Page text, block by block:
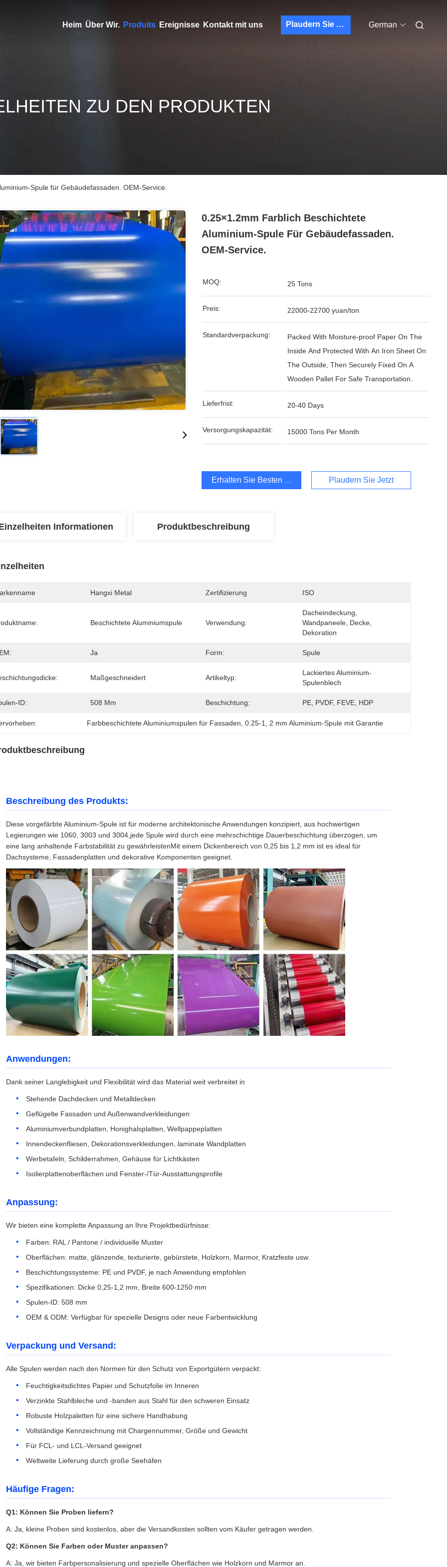
Heim Über Wir. Produits Ereignisse Kontakt mit uns Plaudern Sie Jetzt German
ZU DEN PRODUKTEN
Spule für Gebäudefassaden. OEM-Service.
0.25×1.2mm Farblich Beschichtete
Aluminium-Spule Für Gebäudefassaden.
OEM-Service.
MOQ: 25 Tons
Preis: 22000-22700 yuan/ton
Standardverpackung:
Packed With Moisture-proof Paper On The
Inside And Protected With An Iron Sheet On
The Outside, Then Securely Fixed On A
Wooden Pallet For Safe Transportation.
Lieferfrist: 20-40 Days
Versorgungskapazität: 15000 Tons Per Month
Erhalten Sie Besten Preis Plaudern Sie Jetzt
Informationen Produktbeschreibung
Hangxi Metal Zertifizierung ISO
Beschichtete Aluminiumspule Verwendung:
Dacheindeckung,
Wandpaneele, Decke,
Dekoration
Ja Form: Spule
Maßgeschneidert Artikeltyp:
Lackiertes Aluminium-
Spulenblech
ID: 508 Mm Beschichtung: PE, PVDF, FEVE, HDP
Farbbeschichtete Aluminiumspulen für Fassaden , 0.25-1 2 mm Aluminium-Spule mit Garantie
Beschreibung des Produkts:
Diese vorgefärbte Aluminium-Spule ist für moderne architektonische Anwendungen konzipiert, aus hochwertigen
Legierungen wie 1060, 3003 und 3004,jede Spule wird durch eine mehrschichtige Dauerbeschichtung überzogen, um
eine lang anhaltende Farbstabilität zu gewährleistenMit einem Dickenbereich von 0,25 bis 1,2 mm ist es ideal für
Dachsysteme, Fassadenplatten und dekorative Komponenten geeignet.
Anwendungen:
Dank seiner Langlebigkeit und Flexibilität wird das Material weit verbreitet in
Stehende Dachdecken und Metalldecken
Geflügelte Fassaden und Außenwandverkleidungen
Aluminiumverbundplatten, Honighalsplatten, Wellpappeplatten
Innendeckenfliesen, Dekorationsverkleidungen, laminate Wandplatten
Werbetafeln, Schilderrahmen, Gehäuse für Lichtkästen
Isolierplattenoberflächen und Fenster-/Tür-Ausstattungsprofile
Anpassung:
Wir bieten eine komplette Anpassung an Ihre Projektbedürfnisse:
Farben: RAL / Pantone / individuelle Muster
Oberflächen: matte, glänzende, texturierte, gebürstete, Holzkorn, Marmor, Kratzfeste usw.
Beschichtungssysteme: PE und PVDF, je nach Anwendung empfohlen
Spezifikationen: Dicke 0,25-1,2 mm, Breite 600-1250 mm
Spulen-ID: 508 mm
OEM & ODM: Verfügbar für spezielle Designs oder neue Farbentwicklung
Verpackung und Versand:
Alle Spulen werden nach den Normen für den Schutz von Exportgütern verpackt:
Feuchtigkeitsdichtes Papier und Schutzfolie im Inneren
Verzinkte Stahlbleche und -banden aus Stahl für den schweren Einsatz
Robuste Holzpaletten für eine sichere Handhabung
Vollständige Kennzeichnung mit Chargennummer, Größe und Gewicht
Für FCL- und LCL-Versand geeignet
Weltweite Lieferung durch große Seehäfen
Häufige Fragen:
Q1: Können Sie Proben liefern?
A: Ja, kleine Proben sind kostenlos, aber die Versandkosten sollten vom Käufer getragen werden.
Q2: Können Sie Farben oder Muster anpassen?
A: Ja, wir bieten Farbpersonalisierung und spezielle Oberflächen wie Holzkorn und Marmor an.